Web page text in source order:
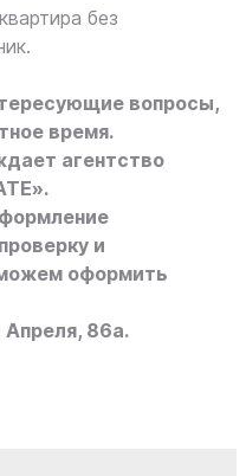
без
вопросы,
время.
агентство
и
оформить
86а.